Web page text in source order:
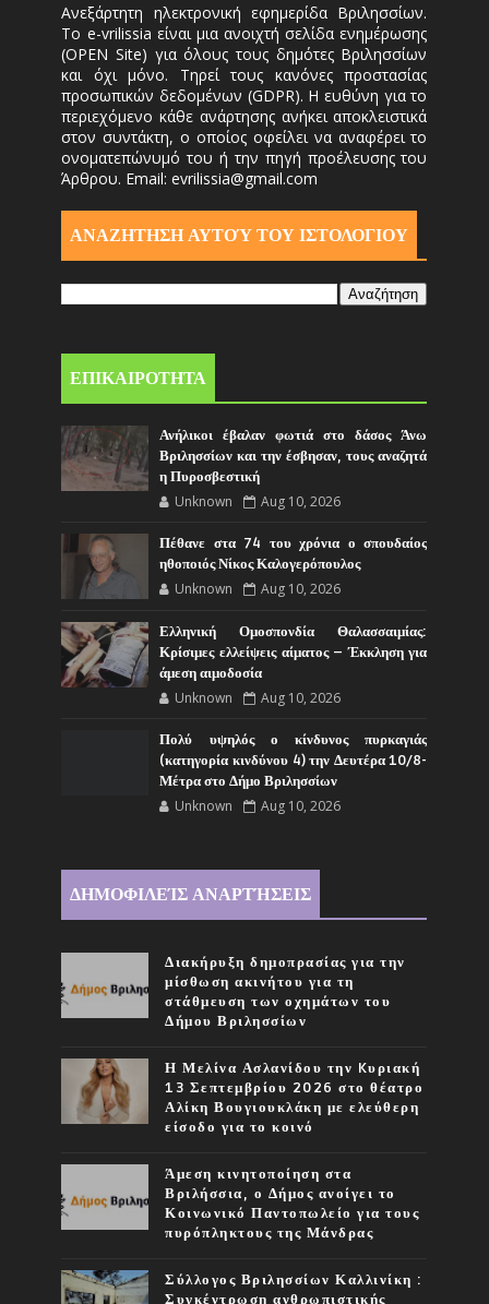
Ανεξάρτητη ηλεκτρονική εφημερίδα Βριλησσίων.
Το e-vrilissia είναι μια ανοιχτή σελίδα ενημέρωσης
(OPEN Site) για όλους τους δημότες Βριλησσίων
και όχι μόνο. Τηρεί τους κανόνες προστασίας
προσωπικών δεδομένων (GDPR). Η ευθύνη για το
περιεχόμενο κάθε ανάρτησης ανήκει αποκλειστικά
στον συντάκτη, ο οποίος οφείλει να αναφέρει το
ονοματεπώνυμό του ή την πηγή προέλευσης του
Άρθρου. Email: evrilissia@gmail.com
ΑΝΑΖΗΤΗΣΗ ΑΥΤΟΎ ΤΟΥ ΙΣΤΟΛΟΓΙΟΥ
ΕΠΙΚΑΙΡΟΤΗΤΑ
Ανήλικοι έβαλαν φωτιά στο δάσος Άνω
Βριλησσίων και την έσβησαν, τους αναζητά
η Πυροσβεστική
Unknown Aug 10, 2026
Πέθανε στα 74 του χρόνια ο σπουδαίος
ηθοποιός Νίκος Καλογερόπουλος
Unknown Aug 10, 2026
Ελληνική Ομοσπονδία Θαλασσαιμίας:
Κρίσιμες ελλείψεις αίματος – Έκκληση για
άμεση αιμοδοσία
Unknown Aug 10, 2026
Πολύ υψηλός ο κίνδυνος πυρκαγιάς
(κατηγορία κινδύνου 4) την Δευτέρα 10/8-
Μέτρα στο Δήμο Βριλησσίων
Unknown Aug 10, 2026
ΔΗΜΟΦΙΛΕΊΣ ΑΝΑΡΤΉΣΕΙΣ
Διακήρυξη δημοπρασίας για την
μίσθωση ακινήτου για τη
στάθμευση των οχημάτων του
Δήμου Βριλησσίων
Η Μελίνα Ασλανίδου την Kυριακή
13 Σεπτεμβρίου 2026 στο θέατρο
Αλίκη Βουγιουκλάκη με ελεύθερη
είσοδο για το κοινό
Άμεση κινητοποίηση στα
Βριλήσσια, ο Δήμος ανοίγει το
Κοινωνικό Παντοπωλείο για τους
πυρόπληκτους της Μάνδρας
Σύλλογος Βριλησσίων Καλλινίκη :
Συγκέντρωση ανθρωπιστικής